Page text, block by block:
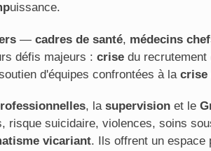
uissance.
— cadres de santé, médecins
défis majeurs : crise du recrutement
d'équipes confrontées à la crise
, la supervision et le
risque suicidaire, violences, soins
vicariant. Ils offrent un espace